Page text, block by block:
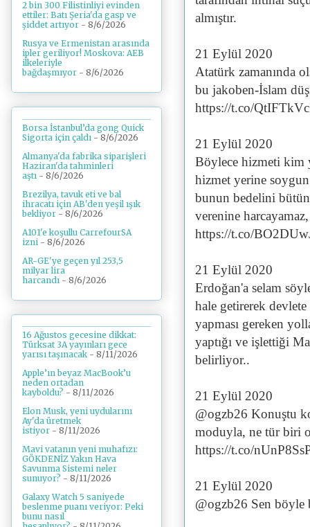
almıştır.
21 Eylül 2020
Atatürk zamanında
bu jakoben-İslam
https://t.co/
21 Eylül 2020
Böylece hizmeti kim
hizmet yerine
bunun bedelini
verenine
https://t.co/
21 Eylül 2020
Erdoğan'a selam
hale getirerek
yapması gereken
yaptığı ve işlettiği
belirliyor..
21 Eylül 2020
@ogzb26 Konuştu
moduyla, ne tür biri
https://t.co/
21 Eylül 2020
@ogzb26 Sen
2 bin 300 Filistinliyi evinden
ettiler: Batı Şeria'da gasp ve
şiddet artıyor - 8/6/2026
Rusya ve Ermenistan arasında
ipler geriliyor! Moskova: AEB
ilkeleriyle
bağdaşmıyor - 8/6/2026
Borsa İstanbul’da gong Quick
Sigorta için çaldı - 8/6/2026
Almanya'da fabrika siparişleri
Haziran'da tahminleri
aştı - 8/6/2026
Brezilya, tavuk eti ve bal
ihracatı için AB'den yeşil ışık
bekliyor - 8/6/2026
A101'e koşullu CarrefourSA
izni - 8/6/2026
AR-GE'ye geçen yıl 253,5
milyar lira
harcandı - 8/6/2026
16 Ağustos gecesine dikkat:
Türksat 3A yayınları gece
yarısı taşınacak- 8/11/2026
Apple’ın beyaz MacBook’u
neden ortadan
kayboldu? - 8/11/2026
Elon Musk, yeni uydularını
Ay'da üretmek
istiyor - 8/11/2026
Mavi vatanın yeni muhafızı:
GÖKDENİZ Yakın Hava
Savunma Sistemi neler
sunuyor? - 8/11/2026
Galaxy Watch 5 saniyede
beslenme puanı veriyor: Peki
bunu nasıl